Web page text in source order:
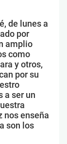
de lunes a
por
amplio
como
y otros,
por su
a ser un
nos enseña
son los